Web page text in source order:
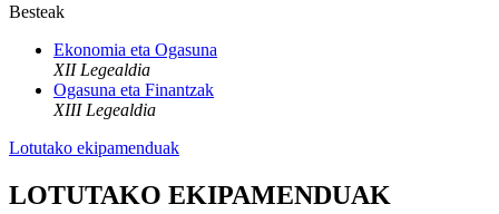
Besteak
Ekonomia eta Ogasuna
XII Legealdia
Ogasuna eta Finantzak
XIII Legealdia
Lotutako ekipamenduak
LOTUTAKO EKIPAMENDUAK